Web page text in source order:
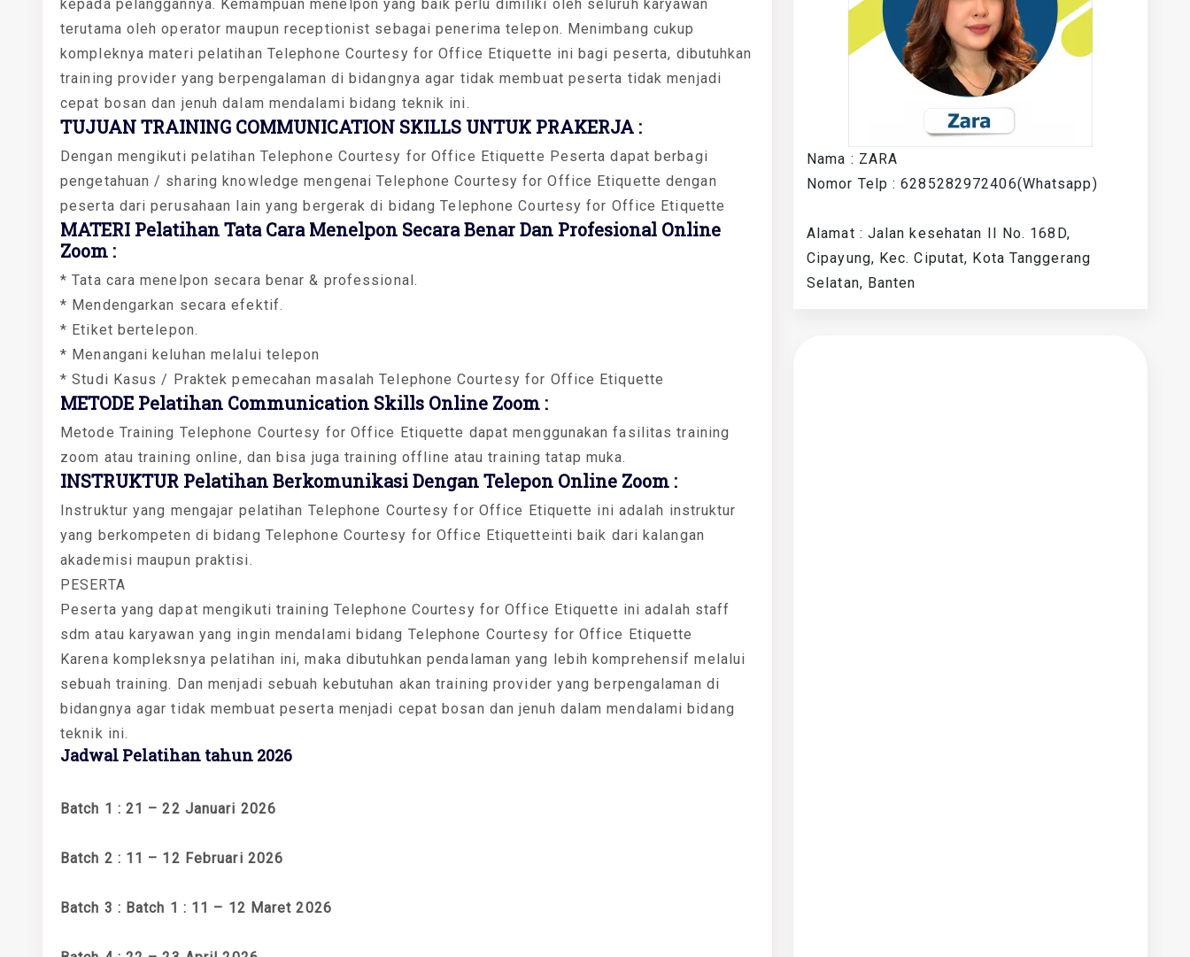
kepada pelanggannya. Kemampuan menelpon yang baik perlu dimiliki oleh seluruh karyawan
terutama oleh operator maupun receptionist sebagai penerima telepon. Menimbang cukup
kompleknya materi pelatihan Telephone Courtesy for Office Etiquette ini bagi peserta, dibutuhkan
training provider yang berpengalaman di bidangnya agar tidak membuat peserta tidak menjadi
cepat bosan dan jenuh dalam mendalami bidang teknik ini.
TUJUAN TRAINING COMMUNICATION SKILLS UNTUK PRAKERJA :
Dengan mengikuti pelatihan Telephone Courtesy for Office Etiquette Peserta dapat berbagi
pengetahuan / sharing knowledge mengenai Telephone Courtesy for Office Etiquette dengan
peserta dari perusahaan lain yang bergerak di bidang Telephone Courtesy for Office Etiquette
MATERI Pelatihan Tata Cara Menelpon Secara Benar Dan Profesional Online
Zoom :
* Tata cara menelpon secara benar & professional.
* Mendengarkan secara efektif.
* Etiket bertelepon.
* Menangani keluhan melalui telepon
* Studi Kasus / Praktek pemecahan masalah Telephone Courtesy for Office Etiquette
METODE Pelatihan Communication Skills Online Zoom :
Metode Training Telephone Courtesy for Office Etiquette dapat menggunakan fasilitas training
zoom atau training online, dan bisa juga training offline atau training tatap muka.
INSTRUKTUR Pelatihan Berkomunikasi Dengan Telepon Online Zoom :
Instruktur yang mengajar pelatihan Telephone Courtesy for Office Etiquette ini adalah instruktur
yang berkompeten di bidang Telephone Courtesy for Office Etiquetteinti baik dari kalangan
akademisi maupun praktisi.
PESERTA
Peserta yang dapat mengikuti training Telephone Courtesy for Office Etiquette ini adalah staff
sdm atau karyawan yang ingin mendalami bidang Telephone Courtesy for Office Etiquette
Karena kompleksnya pelatihan ini, maka dibutuhkan pendalaman yang lebih komprehensif melalui
sebuah training. Dan menjadi sebuah kebutuhan akan training provider yang berpengalaman di
bidangnya agar tidak membuat peserta menjadi cepat bosan dan jenuh dalam mendalami bidang
teknik ini.
Jadwal Pelatihan tahun 2026
Batch 1 : 21 – 22 Januari 2026
Batch 2 : 11 – 12 Februari 2026
Batch 3 : Batch 1 : 11 – 12 Maret 2026
Nama : ZARA
Nomor Telp : 6285282972406(Whatsapp)
Alamat : Jalan kesehatan II No. 168D,
Cipayung, Kec. Ciputat, Kota Tanggerang
Selatan, Banten